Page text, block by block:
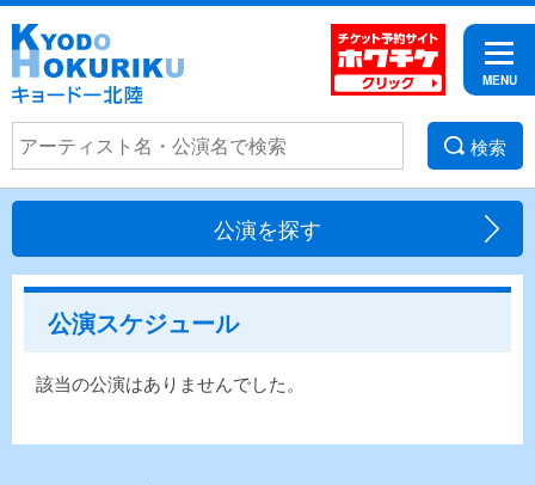
検索
公演を探す
公演スケジュール
該当の公演はありませんでした。